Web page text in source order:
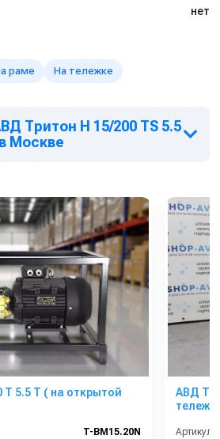
нет
раме На тележке
Тритон H 15/200 TS 5.5
Москве
T 5.5 T ( на открытой
T-BM15.20N
АВД
Артикул: